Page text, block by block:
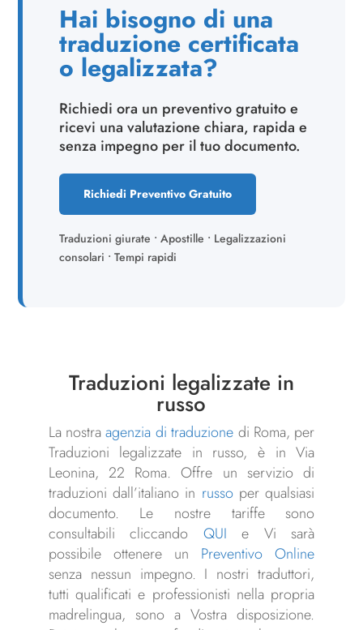
Hai bisogno di una
traduzione certificata
o legalizzata?
Richiedi ora un preventivo gratuito e
ricevi una valutazione chiara, rapida e
senza impegno per il tuo documento.
Richiedi Preventivo Gratuito
Traduzioni giurate • Apostille • Legalizzazioni
consolari • Tempi rapidi
Traduzioni legalizzate in
russo
La nostraagenzia di traduzione di Roma, per
Traduzioni legalizzate in russo, è in Via
Leonina, 22 Roma. Offre un servizio di
traduzioni dall’italiano in russoper qualsiasi
documento. Le nostre tariffe sono
consultabili cliccando QUI e Vi sarà
possibile ottenere un Preventivo Online
senza nessun impegno. I nostri traduttori,
tutti qualificati e professionisti nella propria
madrelingua, sono a Vostra disposizione.